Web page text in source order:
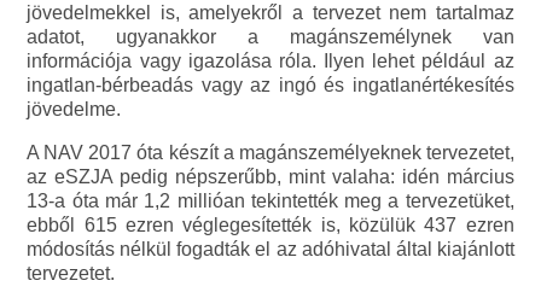
jövedelmekkel is, amelyekről a tervezet nem tartalmaz
adatot, ugyanakkor a magánszemélynek van
információja vagy igazolása róla. Ilyen lehet például az
ingatlan-bérbeadás vagy az ingó és ingatlanértékesítés
jövedelme.
A NAV 2017 óta készít a magánszemélyeknek tervezetet,
az eSZJA pedig népszerűbb, mint valaha: idén március
13-a óta már 1,2 millióan tekintették meg a tervezetüket,
ebből 615 ezren véglegesítették is, közülük 437 ezren
módosítás nélkül fogadták el az adóhivatal által kiajánlott
tervezetet.